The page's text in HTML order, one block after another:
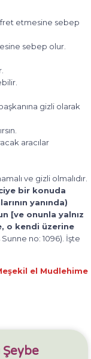
etmesine sebep
sebep olur.
gizli olarak
aracılar
ve gizli olmalıdır.
bir konuda
yanında)
[ve onunla yalnız
o kendi üzerine
Sunne no: 1096). İşte
el Mudlehime